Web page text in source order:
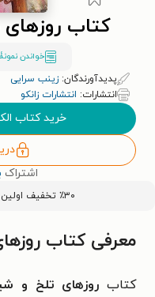
کتاب
خواندن
پدیدآورندگان: زینب سرایی
انتشارات: انتشارات زانکو
خرید کتاب
اشتراک
٪۳۰ تخفیف اولین خرید کتاب با کد
معرفی کتاب
کتاب روزهای تلخ و